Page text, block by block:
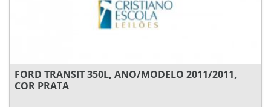
FORD TRANSIT 350L, ANO/MODELO 2011/2011,
COR PRATA